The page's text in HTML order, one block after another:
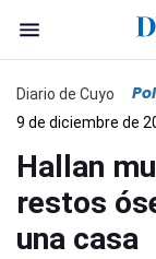
Diario de Cuyo
9 de diciembre de
Hallan
restos
una casa